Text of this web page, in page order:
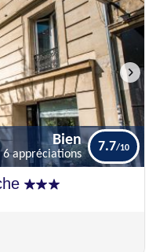
Bien
Bien
6 appréciations
7.7